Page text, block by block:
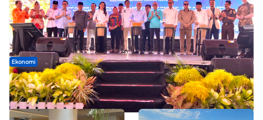
Ekonomi
Seminar di Ternate, Mendes Perkuat Sinergi Percepatan
Kopdes Merah Putih